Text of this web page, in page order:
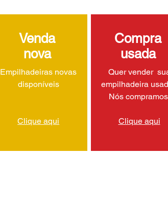
Venda
nova
Empilhadeiras novas
disponíveis
Clique aqui
Compra
usada
Quer vender
empilhadeira
Nós
Clique aqui